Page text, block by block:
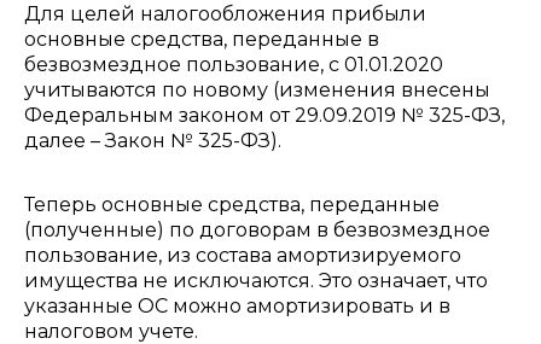
Для целей налогообложения прибыли
основные средства, переданные в
безвозмездное пользование, с 01.01.2020
учитываются по новому (изменения внесены
Федеральным законом от 29.09.2019 № 325-ФЗ,
далее – Закон № 325-ФЗ).
Теперь основные средства, переданные
(полученные) по договорам в безвозмездное
пользование, из состава амортизируемого
имущества не исключаются. Это означает, что
указанные ОС можно амортизировать и в
налоговом учете.